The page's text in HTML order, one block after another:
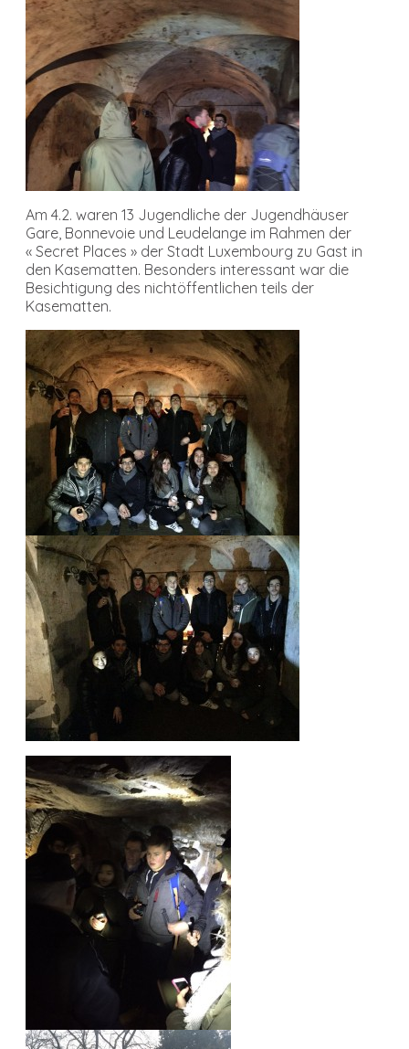
Am 4.2. waren 13 Jugendliche der Jugendhäuser
Gare, Bonnevoie und Leudelange im Rahmen der
« Secret Places » der Stadt Luxembourg zu Gast in
den Kasematten. Besonders interessant war die
Besichtigung des nichtöffentlichen teils der
Kasematten.